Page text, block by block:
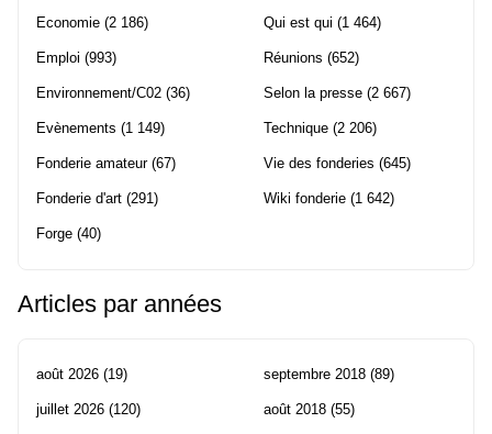
Economie (2 186)
Emploi (993)
Environnement/C02 (36)
Evènements (1 149)
Fonderie amateur(67)
Fonderie d'art (291)
Forge (40)
Qui est qui (1 464)
Réunions (652)
Selon la presse (2 667)
Technique (2 206)
Vie des fonderies (645)
Wiki fonderie (1 642)
Articles par années
août 2026 (19)
juillet 2026 (120)
septembre 2018 (89)
août 2018 (55)